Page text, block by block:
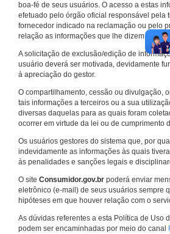
boa-fé de seus usuários. O acesso a estas
efetuado pelo órgão oficial responsável pela
fornecedor indicado na reclamação ou pelo
relação as informações que lhe dizem
A solicitação de exclusão/edição de
usuário deverá ser motivada, devidamente
à apreciação do gestor.
O compartilhamento, cessão ou divulgação,
tais informações a terceiros ou a sua
diversas daquelas para as quais foram
ocorrer em virtude da lei ou de cumprimento
Os usuários gestores do sistema que, por
indevidamente as informações às quais
às penalidades e sanções legais e
O site Consumidor.gov.br poderá enviar
eletrônico (e-mail) de seus usuários sempre
hipóteses em que houver relação com o
As dúvidas referentes a esta Política de Uso
podem ser encaminhadas por meio do canal